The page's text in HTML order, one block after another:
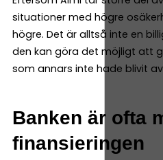
situationer med högre
högre. Det är alltså inte en
den kan göra det möjligt att
som annars inte hade blivit
Banken är ofta
finansieringen